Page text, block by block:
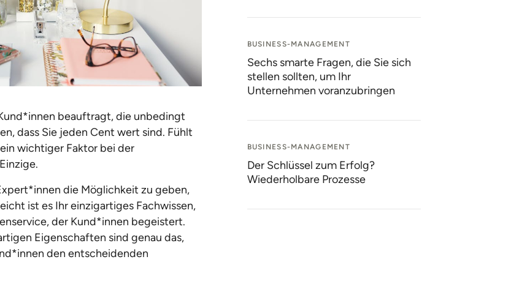
beauftragt, die unbedingt
dass Sie jeden Cent wert sind. Fühlt
wichtiger Faktor bei der
die Möglichkeit zu geben,
ist es Ihr einzigartiges Fachwissen,
der Kund*innen begeistert.
Eigenschaften sind genau das,
den entscheidenden
BUSINESS-MANAGEMENT
Sechs smarte Fragen, die Sie sich
stellen sollten, um Ihr
Unternehmen voranzubringen
BUSINESS-MANAGEMENT
Der Schlüssel zum Erfolg?
Wiederholbare Prozesse